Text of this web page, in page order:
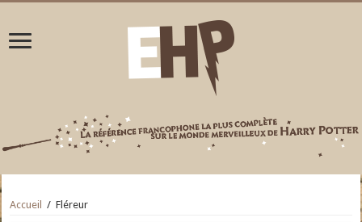
Accueil / Fléreur